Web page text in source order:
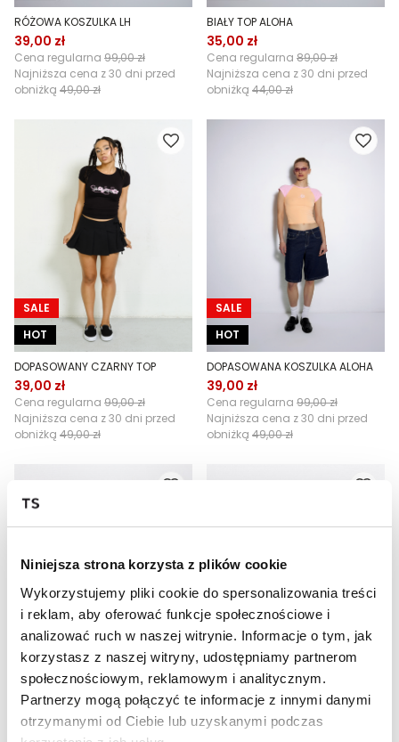
Niniejsza strona korzysta z plików cookie
Wykorzystujemy pliki cookie do spersonalizowania treści
i reklam, aby oferować funkcje społecznościowe i
analizować ruch w naszej witrynie. Informacje o tym, jak
korzystasz z naszej witryny, udostępniamy partnerom
społecznościowym, reklamowym i analitycznym.
Partnerzy mogą połączyć te informacje z innymi danymi
otrzymanymi od Ciebie lub uzyskanymi podczas
RÓŻOWA KOSZULKA LH
39,00 zł
Cena regularna 99,00 zł
Najniższa cena z 30 dni przed
obniżką 49,00 zł
BIAŁY TOP ALOHA
35,00 zł
Cena regularna 89,00 zł
Najniższa cena z 30 dni przed
obniżką 44,00 zł
SALE
HOT
DOPASOWANY CZARNY TOP
39,00 zł
Cena regularna 99,00 zł
Najniższa cena z 30 dni przed
obniżką 49,00 zł
SALE
HOT
DOPASOWANA KOSZULKA ALOHA
39,00 zł
Cena regularna 99,00 zł
Najniższa cena z 30 dni przed
obniżką 49,00 zł
SALE
HOT
CZARNO-RÓŻOWY TOP LH TEAM
39,00 zł
SALE
HOT
39,00 zł